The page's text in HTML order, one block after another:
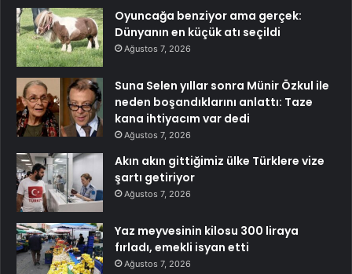
Oyuncağa benziyor ama gerçek:
Dünyanın en küçük atı seçildi
Ağustos 7, 2026
Suna Selen yıllar sonra Münir Özkul ile
neden boşandıklarını anlattı: Taze
kana ihtiyacım var dedi
Ağustos 7, 2026
Akın akın gittiğimiz ülke Türklere vize
şartı getiriyor
Ağustos 7, 2026
Yaz meyvesinin kilosu 300 liraya
fırladı, emekli isyan etti
Ağustos 7, 2026